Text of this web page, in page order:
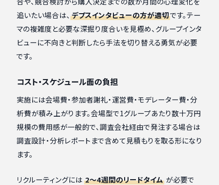
追いたい場合は、 デプスインタビューの方が適切です。テー
マの複雑度と必要な深掘り度合いを見極め、グループインタ
ビューに不向きと判断したら手法を切り替える勇気が必要
です。
コスト・スケジュール面の負担
実施には会場費・参加者謝礼・運営費・モデレーター費・分
析費が積み上がります。会場型で1グループあたり数十万円
規模の費用感が一般的で、調査会社経由で発注する場合は
調査設計・分析レポートまで含めて見積もりを取る形になり
ます。
リクルーティングには 2〜4週間のリードタイムが必要で